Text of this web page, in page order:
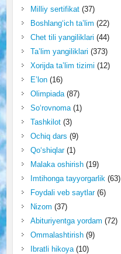
Milliy sertifikat(37)
Boshlang‘ich ta’lim (22)
Chet tili yangiliklari (44)
Ta’lim yangiliklari (373)
Xorijda ta’lim tizimi (12)
E’lon(16)
Olimpiada(87)
So‘rovnoma(1)
Tashkilot(3)
Ochiq dars (9)
Qo‘shiqlar(1)
Malaka oshirish(19)
Imtihonga tayyorgarlik (63)
Foydali veb saytlar(6)
Nizom (37)
Abituriyentga yordam (72)
Ommalashtirish(9)
Ibratli hikoya(10)